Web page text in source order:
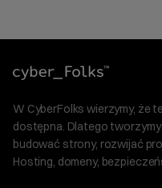
W CyberFolks wierzymy, że
dostępna. Dlatego
budować strony, rozwijać
Hosting, domeny,